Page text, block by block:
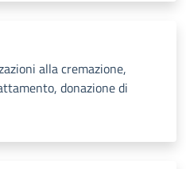
alla cremazione,
donazione di